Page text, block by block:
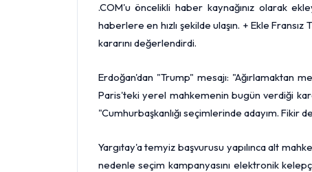
.COM'u öncelikli haber kaynağınız olarak
haberlere en hızlı şekilde ulaşın. + Ekle
kararını değerlendirdi.
Erdoğan'dan "Trump" mesajı: "Ağırlamaktan
Paris'teki yerel mahkemenin bugün verdiği
"Cumhurbaşkanlığı seçimlerinde adayım. Fikir
Yargıtay'a temyiz başvurusu yapılınca alt
nedenle seçim kampanyasını elektronik